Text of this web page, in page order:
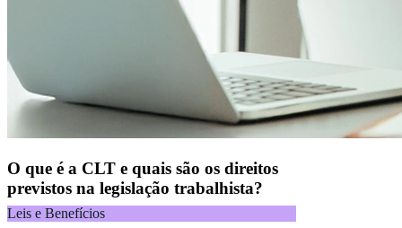
O que é a CLT e quais são os direitos
previstos na legislação trabalhista?
Leis e Benefícios